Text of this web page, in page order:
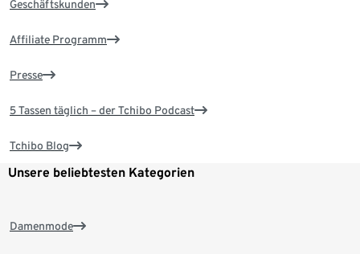
Geschäftskunden
Affiliate Programm
Presse
5 Tassen täglich – der Tchibo Podcast
Tchibo Blog
Unsere beliebtesten Kategorien
Damenmode